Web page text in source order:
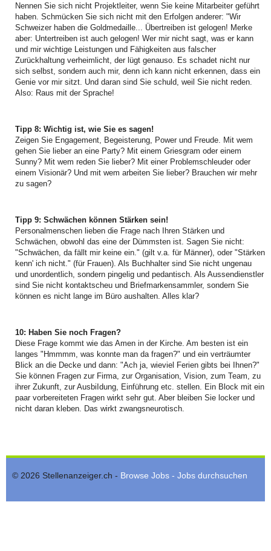
Nennen Sie sich nicht Projektleiter, wenn Sie keine Mitarbeiter geführt
haben. Schmücken Sie sich nicht mit den Erfolgen anderer: "Wir
Schweizer haben die Goldmedaille... Übertreiben ist gelogen! Merke
aber: Untertreiben ist auch gelogen! Wer mir nicht sagt, was er kann
und mir wichtige Leistungen und Fähigkeiten aus falscher
Zurückhaltung verheimlicht, der lügt genauso. Es schadet nicht nur
sich selbst, sondern auch mir, denn ich kann nicht erkennen, dass ein
Genie vor mir sitzt. Und daran sind Sie schuld, weil Sie nicht reden.
Also: Raus mit der Sprache!
Tipp 8: Wichtig ist, wie Sie es sagen!
Zeigen Sie Engagement, Begeisterung, Power und Freude. Mit wem
gehen Sie lieber an eine Party? Mit einem Griesgram oder einem
Sunny? Mit wem reden Sie lieber? Mit einer Problemschleuder oder
einem Visionär? Und mit wem arbeiten Sie lieber? Brauchen wir mehr
zu sagen?
Tipp 9: Schwächen können Stärken sein!
Personalmenschen lieben die Frage nach Ihren Stärken und
Schwächen, obwohl das eine der Dümmsten ist. Sagen Sie nicht:
"Schwächen, da fällt mir keine ein." (gilt v.a. für Männer), oder "Stärken
kenn' ich nicht." (für Frauen). Als Buchhalter sind Sie nicht ungenau
und unordentlich, sondern pingelig und pedantisch. Als Aussendienstler
sind Sie nicht kontaktscheu und Briefmarkensammler, sondern Sie
können es nicht lange im Büro aushalten. Alles klar?
10: Haben Sie noch Fragen?
Diese Frage kommt wie das Amen in der Kirche. Am besten ist ein
langes "Hmmmm, was konnte man da fragen?" und ein verträumter
Blick an die Decke und dann: "Ach ja, wieviel Ferien gibts bei Ihnen?"
Sie können Fragen zur Firma, zur Organisation, Vision, zum Team, zu
ihrer Zukunft, zur AusbiIdung, Einführung etc. stellen. Ein Block mit ein
paar vorbereiteten Fragen wirkt sehr gut. Aber bleiben Sie locker und
nicht daran kleben. Das wirkt zwangsneurotisch.
© 2026 Stellenanzeiger.ch - Browse Jobs - Jobs durchsuchen